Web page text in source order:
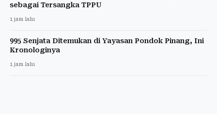
sebagai Tersangka TPPU
1 jam lalu
995 Senjata Ditemukan di Yayasan Pondok Pinang, Ini
Kronologinya
1 jam lalu